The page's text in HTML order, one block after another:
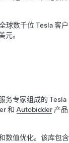
球数千位 Tesla 客户
元。
务专家组成的 Tesla
和 Autobidder 产品
数值优化。该库包含